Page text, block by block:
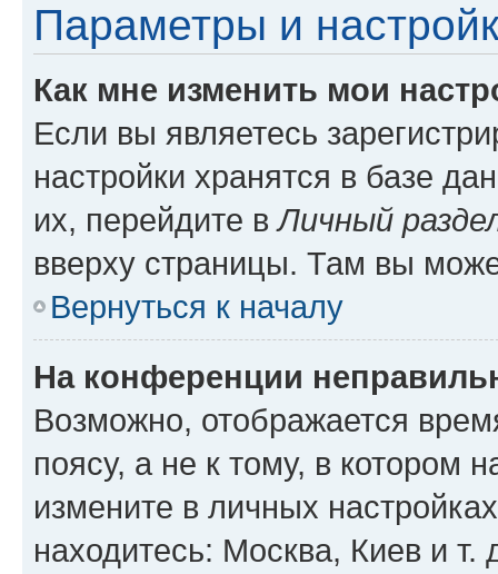
Параметры и
Как мне изменить мои
Если вы являетесь
настройки хранятся в базе
их, перейдите вЛичный
вверху страницы. Там вы
Вернуться к началу
На конференции
Возможно, отображается
поясу, а не к тому, в котором
измените в личных
находитесь: Москва, Киев и т.